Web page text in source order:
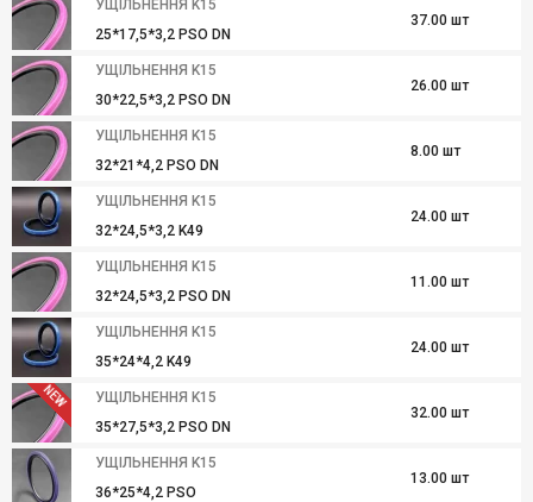
УЩІЛЬНЕННЯ K15
25*17,5*3,2 PSO DN
37.00 шт
УЩІЛЬНЕННЯ K15
30*22,5*3,2 PSO DN
26.00 шт
УЩІЛЬНЕННЯ K15
32*21*4,2 PSO DN
8.00 шт
УЩІЛЬНЕННЯ K15
32*24,5*3,2 K49
24.00 шт
УЩІЛЬНЕННЯ K15
32*24,5*3,2 PSO DN
11.00 шт
УЩІЛЬНЕННЯ K15
35*24*4,2 K49
24.00 шт
NEW
УЩІЛЬНЕННЯ K15
35*27,5*3,2 PSO DN
32.00 шт
УЩІЛЬНЕННЯ K15
36*25*4,2 PSO
13.00 шт